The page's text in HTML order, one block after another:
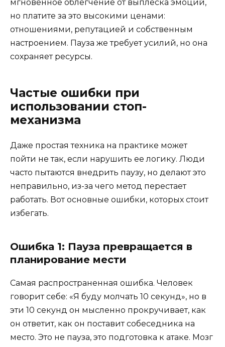
мгновенное облегчение от выплеска эмоций,
но платите за это высокими ценами:
отношениями, репутацией и собственным
настроением. Пауза же требует усилий, но она
сохраняет ресурсы.
Частые ошибки при
использовании стоп-
механизма
Даже простая техника на практике может
пойти не так, если нарушить ее логику. Люди
часто пытаются внедрить паузу, но делают это
неправильно, из-за чего метод перестает
работать. Вот основные ошибки, которых стоит
избегать.
Ошибка 1: Пауза превращается в
планирование мести
Самая распространенная ошибка. Человек
говорит себе: «Я буду молчать 10 секунд», но в
эти 10 секунд он мысленно прокручивает, как
он ответит, как он поставит собеседника на
место. Это не пауза, это подготовка к атаке. Мозг